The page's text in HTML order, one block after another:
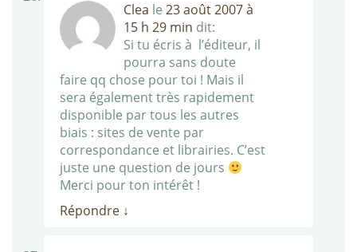
Clea le 23 août 2007 à
15 h 29 min dit:
Si tu écris à l’éditeur, il
pourra sans doute
faire qq chose pour toi ! Mais il
sera également très rapidement
disponible par tous les autres
biais : sites de vente par
correspondance et librairies. C’est
juste une question de jours
Merci pour ton intérêt !
Répondre ↓